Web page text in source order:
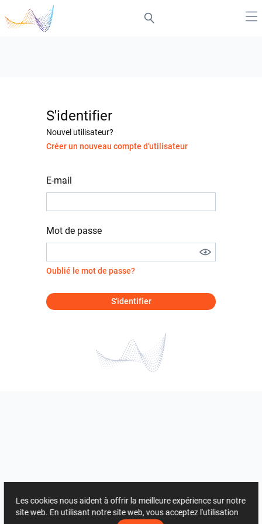
S'identifier
Nouvel utilisateur?
Créer un nouveau compte d'utilisateur
E-mail
Mot de passe
Oublié le mot de passe?
S'identifier
Les cookies nous aident à offrir la meilleure expérience sur notre
site web. En utilisant notre site web, vous acceptez l'utilisation